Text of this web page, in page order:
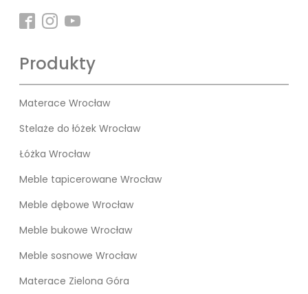
Produkty
Materace Wrocław
Stelaże do łóżek Wrocław
Łóżka Wrocław
Meble tapicerowane Wrocław
Meble dębowe Wrocław
Meble bukowe Wrocław
Meble sosnowe Wrocław
Materace Zielona Góra